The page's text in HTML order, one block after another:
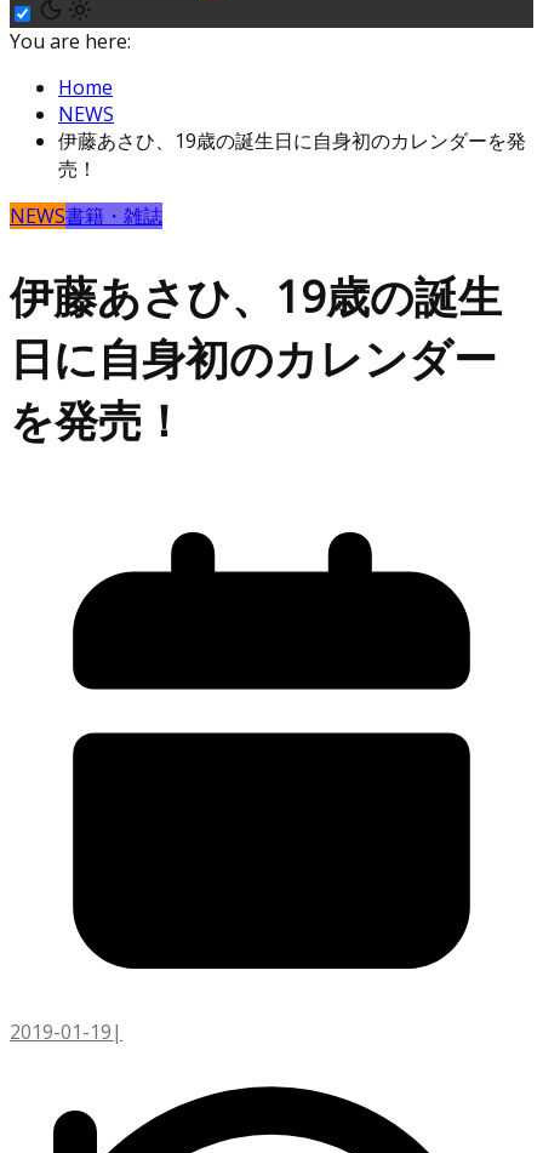
You are here:
Home
NEWS
伊藤あさひ、19歳の誕生日に自身初のカレンダーを発
売！
NEWS書籍・雑誌
伊藤あさひ、19歳の誕生
日に自身初のカレンダー
を発売！
2019-01-19|